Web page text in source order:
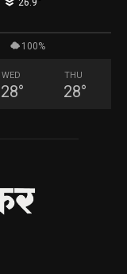
100%
WED
28°
THU
28°